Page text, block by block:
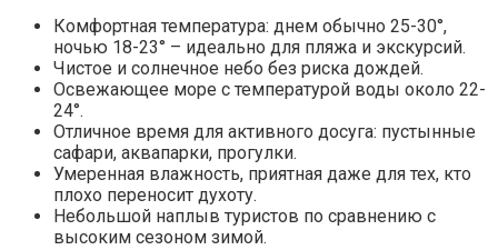
Комфортная температура: днем обычно 25-30°,
ночью 18-23° – идеально для пляжа и экскурсий.
Чистое и солнечное небо без риска дождей.
Освежающее море с температурой воды около 22-
24°.
Отличное время для активного досуга: пустынные
сафари, аквапарки, прогулки.
Умеренная влажность, приятная даже для тех, кто
плохо переносит духоту.
Небольшой наплыв туристов по сравнению с
высоким сезоном зимой.